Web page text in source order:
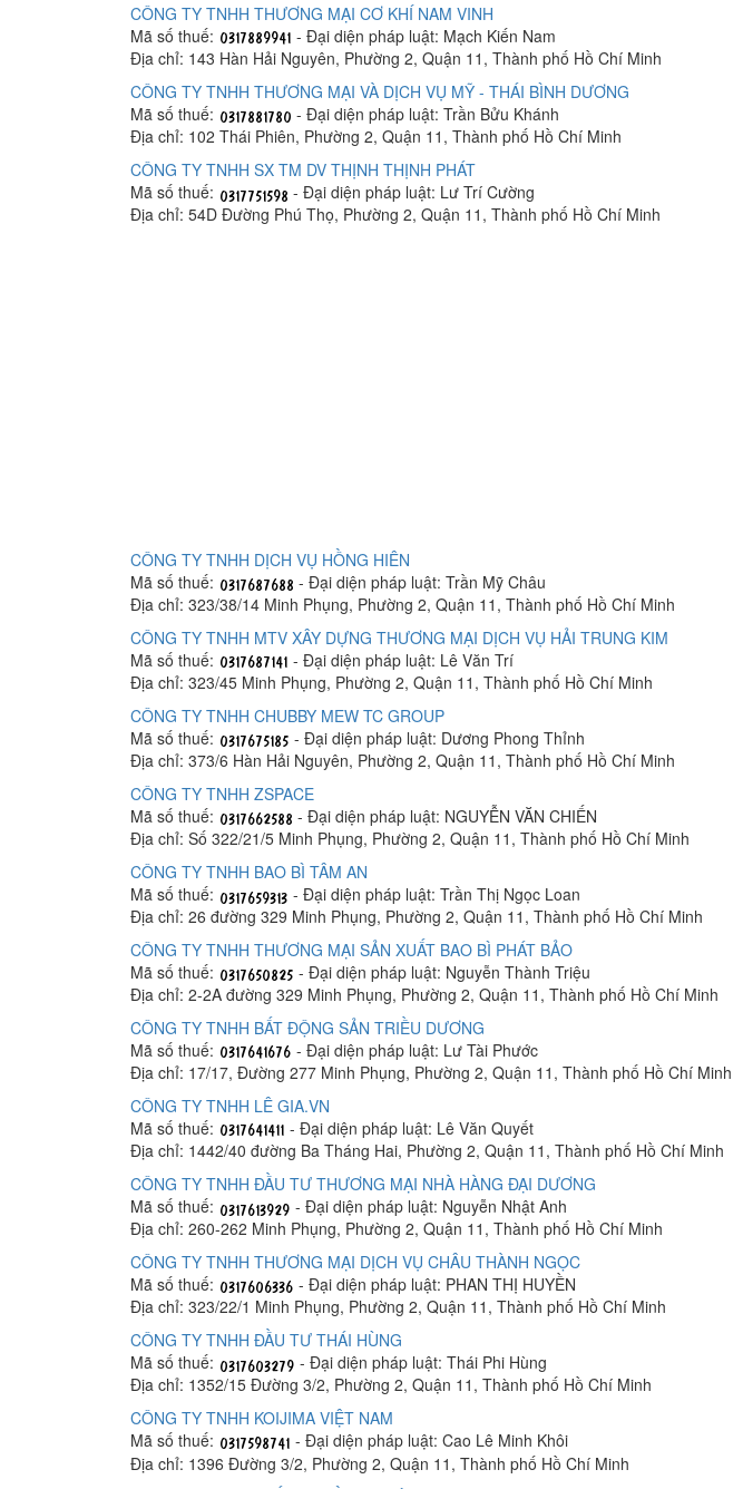
CÔNG TY TNHH THƯƠNG MẠI CƠ KHÍ NAM VINH
Mã số thuế:
- Đại diện pháp luật: Mạch Kiến Nam
Địa chỉ: 143 Hàn Hải Nguyên, Phường 2, Quận 11, Thành phố Hồ Chí Minh
CÔNG TY TNHH THƯƠNG MẠI VÀ DỊCH VỤ MỸ - THÁI BÌNH DƯƠNG
Mã số thuế:
- Đại diện pháp luật: Trần Bửu Khánh
Địa chỉ: 102 Thái Phiên, Phường 2, Quận 11, Thành phố Hồ Chí Minh
CÔNG TY TNHH SX TM DV THỊNH THỊNH PHÁT
Mã số thuế:
- Đại diện pháp luật: Lư Trí Cường
Địa chỉ: 54D Đường Phú Thọ, Phường 2, Quận 11, Thành phố Hồ Chí Minh
CÔNG TY TNHH DỊCH VỤ HỒNG HIÊN
Mã số thuế:
- Đại diện pháp luật: Trần Mỹ Châu
Địa chỉ: 323/38/14 Minh Phụng, Phường 2, Quận 11, Thành phố Hồ Chí Minh
CÔNG TY TNHH MTV XÂY DỰNG THƯƠNG MẠI DỊCH VỤ HẢI TRUNG KIM
Mã số thuế:
- Đại diện pháp luật: Lê Văn Trí
Địa chỉ: 323/45 Minh Phụng, Phường 2, Quận 11, Thành phố Hồ Chí Minh
CÔNG TY TNHH CHUBBY MEW TC GROUP
Mã số thuế:
- Đại diện pháp luật: Dương Phong Thỉnh
Địa chỉ: 373/6 Hàn Hải Nguyên, Phường 2, Quận 11, Thành phố Hồ Chí Minh
CÔNG TY TNHH ZSPACE
Mã số thuế:
- Đại diện pháp luật: NGUYỄN VĂN CHIẾN
Địa chỉ: Số 322/21/5 Minh Phụng, Phường 2, Quận 11, Thành phố Hồ Chí Minh
CÔNG TY TNHH BAO BÌ TÂM AN
Mã số thuế:
- Đại diện pháp luật: Trần Thị Ngọc Loan
Địa chỉ: 26 đường 329 Minh Phụng, Phường 2, Quận 11, Thành phố Hồ Chí Minh
CÔNG TY TNHH THƯƠNG MẠI SẢN XUẤT BAO BÌ PHÁT BẢO
Mã số thuế:
- Đại diện pháp luật: Nguyễn Thành Triệu
Địa chỉ: 2-2A đường 329 Minh Phụng, Phường 2, Quận 11, Thành phố Hồ Chí Minh
CÔNG TY TNHH BẤT ĐỘNG SẢN TRIỀU DƯƠNG
Mã số thuế:
- Đại diện pháp luật: Lư Tài Phước
Địa chỉ: 17/17, Đường 277 Minh Phụng, Phường 2, Quận 11, Thành phố Hồ Chí Minh
CÔNG TY TNHH LÊ GIA.VN
Mã số thuế:
- Đại diện pháp luật: Lê Văn Quyết
Địa chỉ: 1442/40 đường Ba Tháng Hai, Phường 2, Quận 11, Thành phố Hồ Chí Minh
CÔNG TY TNHH ĐẦU TƯ THƯƠNG MẠI NHÀ HÀNG ĐẠI DƯƠNG
Mã số thuế:
- Đại diện pháp luật: Nguyễn Nhật Anh
Địa chỉ: 260-262 Minh Phụng, Phường 2, Quận 11, Thành phố Hồ Chí Minh
CÔNG TY TNHH THƯƠNG MẠI DỊCH VỤ CHÂU THÀNH NGỌC
Mã số thuế:
- Đại diện pháp luật: PHAN THỊ HUYỀN
Địa chỉ: 323/22/1 Minh Phụng, Phường 2, Quận 11, Thành phố Hồ Chí Minh
CÔNG TY TNHH ĐẦU TƯ THÁI HÙNG
Mã số thuế:
- Đại diện pháp luật: Thái Phi Hùng
Địa chỉ: 1352/15 Đường 3/2, Phường 2, Quận 11, Thành phố Hồ Chí Minh
CÔNG TY TNHH KOIJIMA VIỆT NAM
Mã số thuế:
- Đại diện pháp luật: Cao Lê Minh Khôi
Địa chỉ: 1396 Đường 3/2, Phường 2, Quận 11, Thành phố Hồ Chí Minh